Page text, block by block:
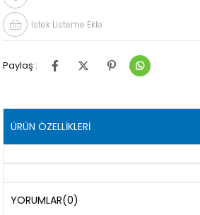
İstek Listeme Ekle
Paylaş :
ÜRÜN ÖZELLIKLERI
YORUMLAR(0)